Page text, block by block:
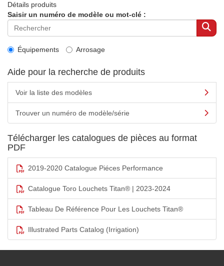
Détails produits
Saisir un numéro de modèle ou mot-clé :
Équipements Arrosage
Aide pour la recherche de produits
Voir la liste des modèles
Trouver un numéro de modèle/série
Télécharger les catalogues de pièces au format
PDF
2019-2020 Catalogue Piéces Performance
Catalogue Toro Louchets Titan® | 2023-2024
Tableau De Référence Pour Les Louchets Titan®
Illustrated Parts Catalog (Irrigation)